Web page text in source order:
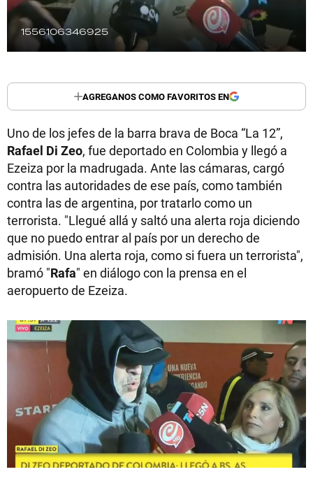
1556106346925
AGREGANOS COMO FAVORITOS EN
Uno de los jefes de la barra brava de Boca “La 12”,
Rafael Di Zeo, fue deportado en Colombia y llegó a
Ezeiza por la madrugada. Ante las cámaras, cargó
contra las autoridades de ese país, como también
contra las de argentina, por tratarlo como un
terrorista. "Llegué allá y saltó una alerta roja diciendo
que no puedo entrar al país por un derecho de
admisión. Una alerta roja, como si fuera un terrorista",
bramó "Rafa" en diálogo con la prensa en el
aeropuerto de Ezeiza.
Seguinos